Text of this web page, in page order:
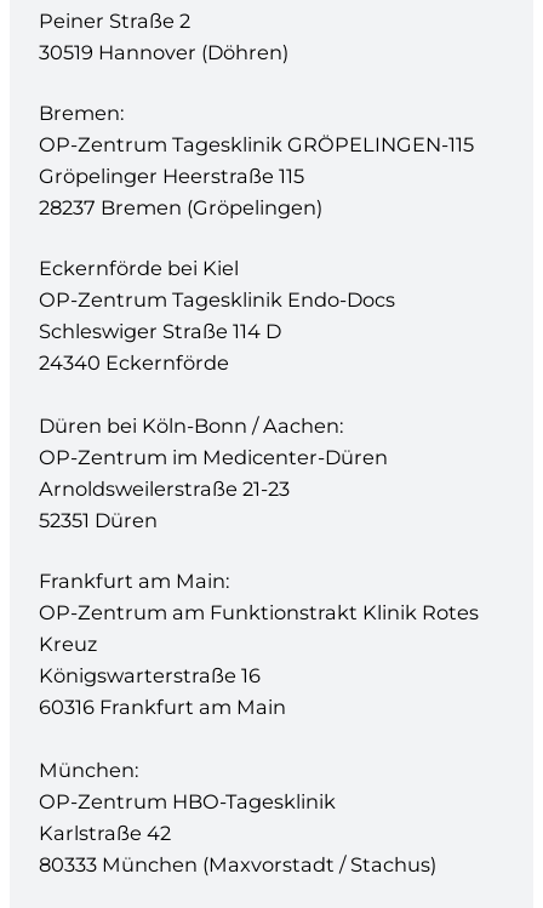
Peiner Straße 2
30519 Hannover (Döhren)
Bremen:
OP-Zentrum Tagesklinik GRÖPELINGEN-115
Gröpelinger Heerstraße 115
28237 Bremen (Gröpelingen)
Eckernförde bei Kiel
OP-Zentrum Tagesklinik Endo-Docs
Schleswiger Straße 114 D
24340 Eckernförde
Düren bei Köln-Bonn / Aachen:
OP-Zentrum im Medicenter-Düren
Arnoldsweilerstraße 21-23
52351 Düren
Frankfurt am Main:
OP-Zentrum am Funktionstrakt Klinik Rotes
Kreuz
Königswarterstraße 16
60316 Frankfurt am Main
München:
OP-Zentrum HBO-Tagesklinik
Karlstraße 42
80333 München (Maxvorstadt / Stachus)